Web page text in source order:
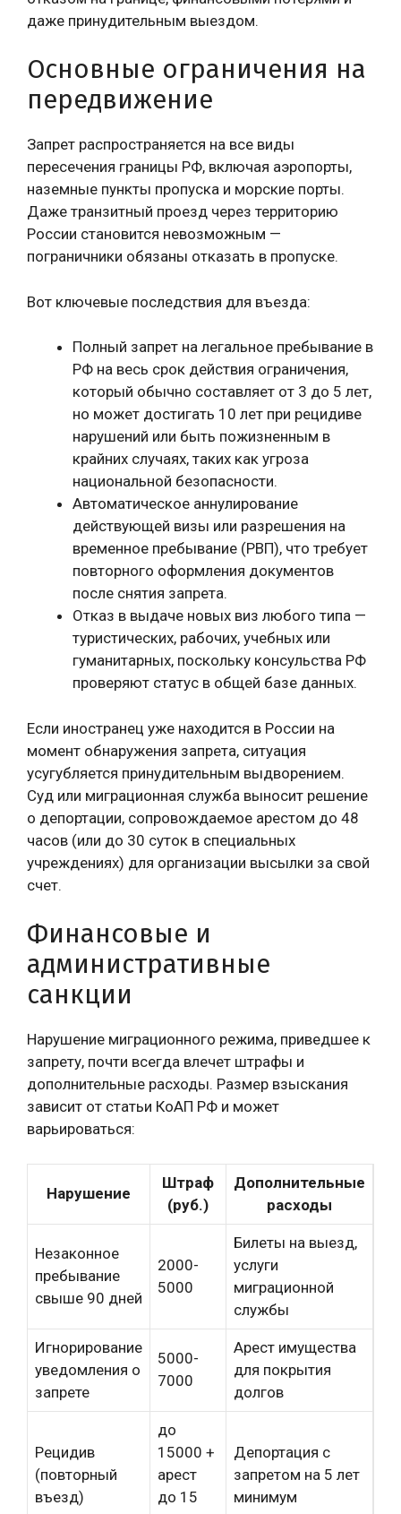
даже принудительным выездом.
Основные ограничения на
передвижение
Запрет распространяется на все виды
пересечения границы РФ, включая аэропорты,
наземные пункты пропуска и морские порты.
Даже транзитный проезд через территорию
России становится невозможным —
пограничники обязаны отказать в пропуске.
Вот ключевые последствия для въезда:
Полный запрет на легальное пребывание в
РФ на весь срок действия ограничения,
который обычно составляет от 3 до 5 лет,
но может достигать 10 лет при рецидиве
нарушений или быть пожизненным в
крайних случаях, таких как угроза
национальной безопасности.
Автоматическое аннулирование
действующей визы или разрешения на
временное пребывание (РВП), что требует
повторного оформления документов
после снятия запрета.
Отказ в выдаче новых виз любого типа —
туристических, рабочих, учебных или
гуманитарных, поскольку консульства РФ
проверяют статус в общей базе данных.
Если иностранец уже находится в России на
момент обнаружения запрета, ситуация
усугубляется принудительным выдворением.
Суд или миграционная служба выносит решение
о депортации, сопровождаемое арестом до 48
часов (или до 30 суток в специальных
учреждениях) для организации высылки за свой
счет.
Финансовые и
административные
санкции
Нарушение миграционного режима, приведшее к
запрету, почти всегда влечет штрафы и
дополнительные расходы. Размер взыскания
зависит от статьи КоАП РФ и может
варьироваться:
Нарушение
Штраф
(руб.)
Дополнительные
расходы
Незаконное
пребывание
свыше 90 дней
2000-
5000
Билеты на выезд,
услуги
миграционной
службы
Игнорирование
уведомления о
запрете
5000-
7000
Арест имущества
для покрытия
долгов
Рецидив
(повторный
въезд)
до
15000 +
арест
до 15
Депортация с
запретом на 5 лет
минимум